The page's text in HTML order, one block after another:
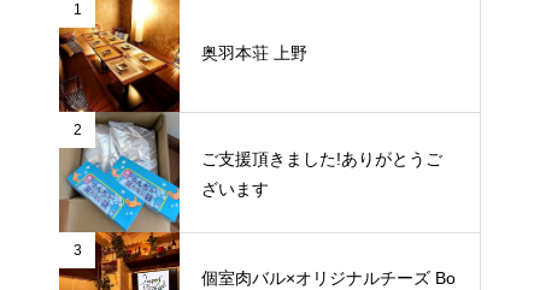
1
奥羽本荘 上野
2
ご支援頂きました!ありがとうご
ざいます
3
個室肉バル×オリジナルチーズ Bo